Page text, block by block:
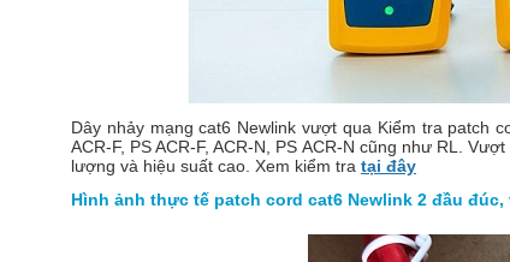
Dây nhảy mạng cat6 Newlink vượt qua Kiểm tra patch
ACR-F, PS ACR-F, ACR-N, PS ACR-N cũng như RL.
lượng và hiệu suất cao. Xem kiểm tra tại đây
Hình ảnh thực tế patch cord cat6 Newlink 2 đầu đúc,